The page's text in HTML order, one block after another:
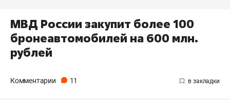
МВД России закупит более 100
бронеавтомобилей на 600 млн.
рублей
Комментарии 11